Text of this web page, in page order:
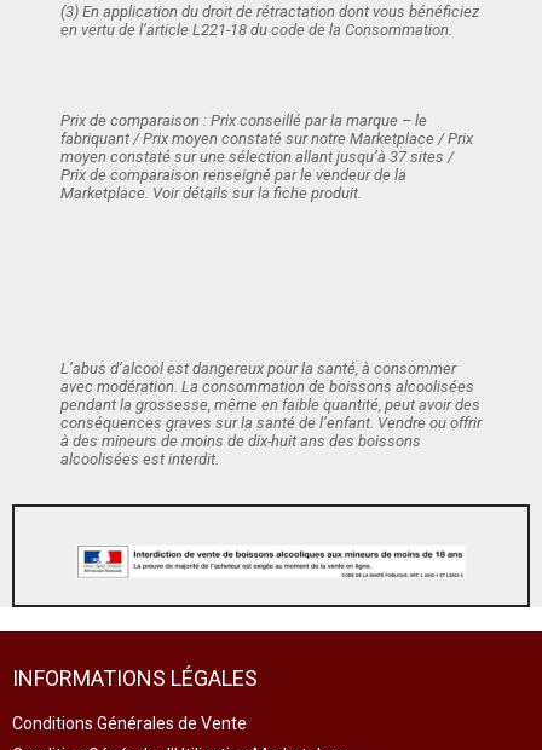
(3) En application du droit de rétractation dont vous bénéficiez
en vertu de l’article L221-18 du code de la Consommation.
Prix de comparaison : Prix conseillé par la marque – le
fabriquant / Prix moyen constaté sur notre Marketplace / Prix
moyen constaté sur une sélection allant jusqu’à 37 sites /
Prix de comparaison renseigné par le vendeur de la
Marketplace. Voir détails sur la fiche produit.
L’abus d’alcool est dangereux pour la santé, à consommer
avec modération. La consommation de boissons alcoolisées
pendant la grossesse, même en faible quantité, peut avoir des
conséquences graves sur la santé de l’enfant. Vendre ou offrir
à des mineurs de moins de dix-huit ans des boissons
alcoolisées est interdit.
INFORMATIONS LÉGALES
Conditions Générales de Vente